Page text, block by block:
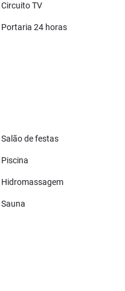
Circuito TV
Portaria 24 horas
Salão de festas
Piscina
Hidromassagem
Sauna